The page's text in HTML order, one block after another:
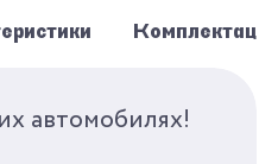
автомобилях!
AUTOPROFI